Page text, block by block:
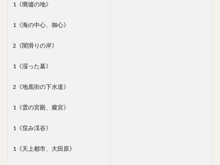
1《廃墟の地》
1《海の中心、御心》
2《闇滑りの岸》
1《湿った墓》
2《地底街の下水道》
1《雲の宮殿、朧宮》
1《窪み渓谷》
1《天上都市、大田原》